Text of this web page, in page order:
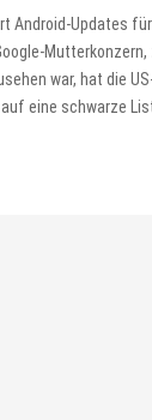
Android-Updates
Mutterkonzern,
war, hat die
eine schwarze